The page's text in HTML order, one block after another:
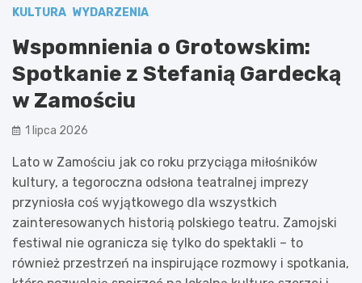
KULTURA WYDARZENIA
Wspomnienia o Grotowskim:
Spotkanie z Stefanią Gardecką
w Zamościu
1 lipca 2026
Lato w Zamościu jak co roku przyciąga miłośników
kultury, a tegoroczna odsłona teatralnej imprezy
przyniosła coś wyjątkowego dla wszystkich
zainteresowanych historią polskiego teatru. Zamojski
festiwal nie ogranicza się tylko do spektakli – to
również przestrzeń na inspirujące rozmowy i spotkania,